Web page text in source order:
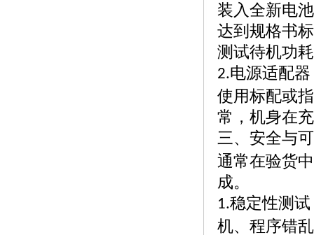
装入全新电
达到规格书
测试待机功
2.电源适配器
使用标配或
常，机身在
三、安全与
通常在验货
成。
1.稳定性测
机、程序错